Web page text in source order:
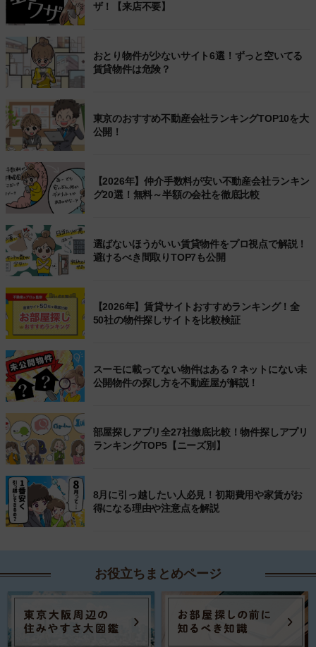
ザ！【来店不要】
おとり物件が少ないサイト6選！ずっと空いてる
賃貸物件は危険？
東京のおすすめ不動産会社ランキングTOP10を大
公開！
【2026年】仲介手数料が安い不動産会社ランキン
グ20選！無料～半額の会社を徹底比較
選ばないほうがいい賃貸物件をプロ視点で解説！
避けるべき間取りTOP7も公開
【2026年】賃貸サイトおすすめランキング！全
50社の物件探しサイトを比較検証
スーモに載ってない物件はある？ネットにない未
公開物件の探し方を不動産屋が解説！
部屋探しアプリ全27社徹底比較！物件探しアプリ
ランキングTOP5【ニーズ別】
8月に引っ越したい人必見！初期費用や家賃がお
得になる理由や注意点を解説
お役立ちまとめページ